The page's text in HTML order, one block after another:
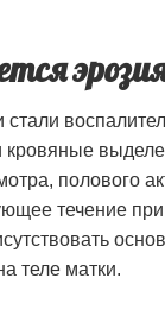
стали
кровяные
полового
течение
теле матки.